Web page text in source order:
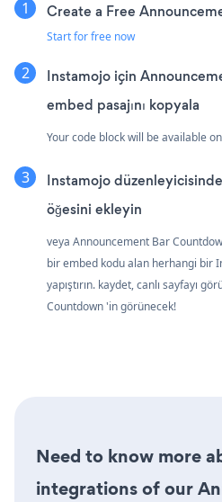
Create a Free
Start for free now
Instamojo için
embed pasajını kopyala
Your code block will be available
Instamojo
öğesini ekleyin
veya Announcement Bar
bir embed kodu alan herhangi bir
yapıştırın. kaydet, canlı sayfayı
Countdown 'in görünecek!
Need to know more
integrations of our